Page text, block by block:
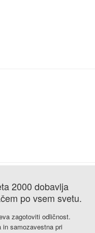
2000 dobavlja
po vsem svetu.
zagotoviti odličnost.
samozavestna pri